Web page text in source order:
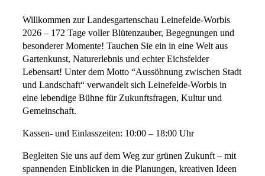
Willkommen zur Landesgartenschau Leinefelde-Worbis
2026 – 172 Tage voller Blütenzauber, Begegnungen und
besonderer Momente! Tauchen Sie ein in eine Welt aus
Gartenkunst, Naturerlebnis und echter Eichsfelder
Lebensart! Unter dem Motto “Aussöhnung zwischen Stadt
und Landschaft“ verwandelt sich Leinefelde-Worbis in
eine lebendige Bühne für Zukunftsfragen, Kultur und
Gemeinschaft.
Kassen- und Einlasszeiten: 10:00 – 18:00 Uhr
Begleiten Sie uns auf dem Weg zur grünen Zukunft – mit
spannenden Einblicken in die Planungen, kreativen Ideen